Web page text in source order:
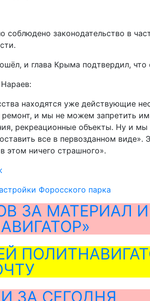
законодательство в
и глава Крыма подтвердил, что
находятся уже действующие
и мы не можем запретить
рекреационные объекты. Ну и мы
все в первозданном виде».
этом ничего страшного».
Форосского парка
ЗА МАТЕРИАЛ
ЗА СЕГОДНЯ